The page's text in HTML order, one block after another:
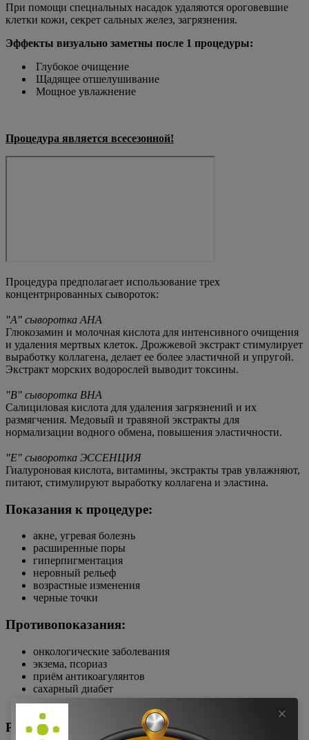
При помощи специальных насадок удаляются ороговевшие
клетки кожи, секрет сальных желез, загрязнения.
Эффекты визуально заметны после 1 процедуры:
Глубокое очищение
Щадящее отшелушивание
Мощное увлажнение
Процедура является всесезонной!
Процедура предполагает использование трех
концентрированных сывороток:
"А" сыворотка AHA
Глюкозамин и молочная кислота для интенсивного очищения
и удаления мертвых клеток. Дрожжевой экстракт стимулирует
выработку коллагена, делает ее более эластичной и упругой.
Экстракт морских водорослей выводит токсины.
"В" сыворотка BHA
Салициловая кислота для удаления загрязнений и их
размягчения. Медовый и травяной экстракты для
нормализации водного обмена, повышения эластичности.
"Е" сыворотка ЭССЕНЦИЯ
Гиалуроновая кислота, витамины, экстракты трав увлажняют,
питают, стимулируют выработку коллагена и эластина.
Показания к процедуре:
акне, угревая болезнь
расширенные поры
гиперпигментация
неровный рельеф
возрастные изменения
черные точки
Противопоказания:
онкологические заболевания
экзема, псориаз
приём антикоагулянтов
сахарный диабет
герпес
Результаты до/после: